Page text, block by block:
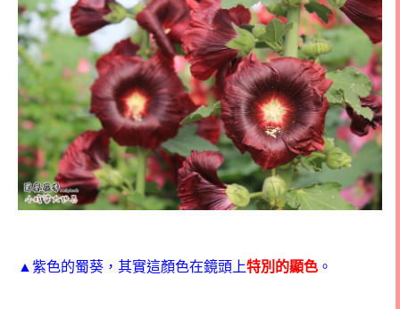
▲紫色的蜀葵，其實這顏色在鏡頭上特別的顯色 。